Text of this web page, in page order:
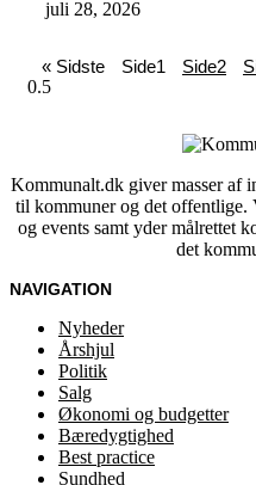
juli 28, 2026
« Sidste Side1 Side2
Kommunalt.dk giver masser af
til kommuner og det offentlige.
og events samt yder målrettet
det
NAVIGATION
Nyheder
Årshjul
Politik
Salg
Økonomi og budgetter
Bæredygtighed
Best practice
Sundhed